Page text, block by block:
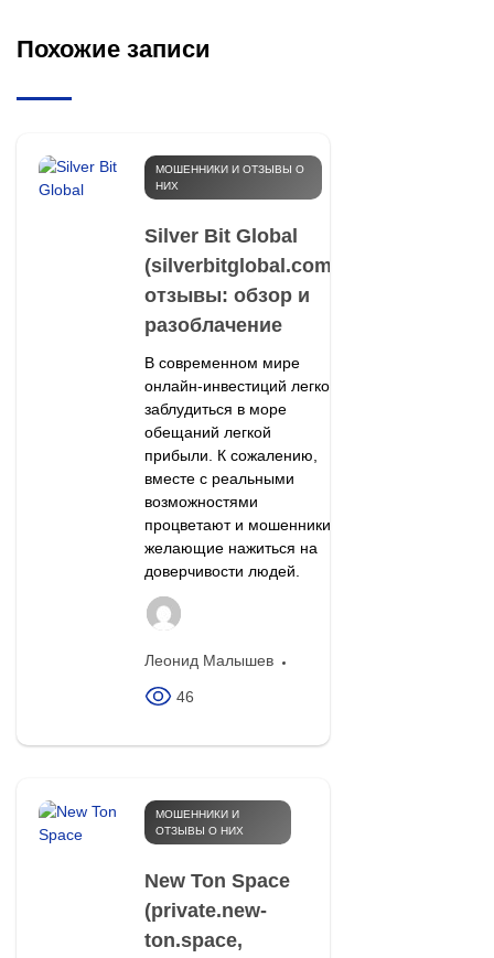
Похожие записи
МОШЕННИКИ И ОТЗЫВЫ О
НИХ
Silver Bit Global
(silverbitglobal.com)
отзывы: обзор и
разоблачение
В современном мире
онлайн-инвестиций легко
заблудиться в море
обещаний легкой
прибыли. К сожалению,
вместе с реальными
возможностями
процветают и мошенники,
желающие нажиться на
доверчивости людей.
Леонид Малышев
46
МОШЕННИКИ И
ОТЗЫВЫ О НИХ
New Ton Space
(private.new-
ton.space,